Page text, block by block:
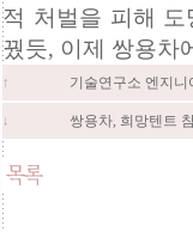
적 처벌을 피해 도
꿨듯, 이제 쌍용차
↑ 기술연구소 엔지
↓ 쌍용차, 희망텐트